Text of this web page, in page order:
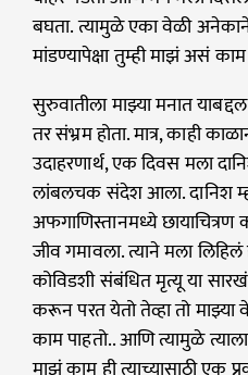
बघता. त्यामुळे एका वेळी
मांडण्यापेक्षा तुम्ही माझं असं
सुरुवातीला माझ्या मनात
तर संभ्रम होता. मात्र, काही
उदाहरणार्थ, एक दिवस मला
लांबलचक संदेश आला. दानिश
अफगाणिस्तानमध्ये छायाचित्रण
जीव गमावला. त्याने मला
कोविडशी संबंधित मृत्यू या
करून परत येतो तेव्हा तो
काम पाहतो.. आणि त्यामुळे